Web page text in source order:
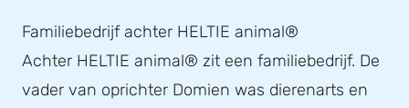
Familiebedrijf achter HELTIE animal®
Achter HELTIE animal® zit een familiebedrijf. De
vader van oprichter Domien was dierenarts en